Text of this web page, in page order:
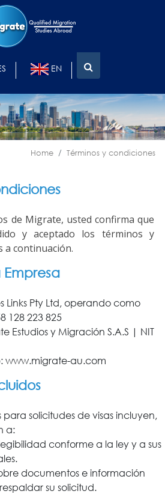
EN
Home Términos y condiciones
de Migrate, usted confirma que
y aceptado los términos y
a continuación.
Empresa
Links Pty Ltd, operando como
128 223 825
Estudios y Migración S.A.S | NIT
www.migrate-au.com
para solicitudes de visas incluyen,
a:
conforme a la ley y a sus
documentos e información
su solicitud.